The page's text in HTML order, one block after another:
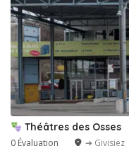
Théâtres des Osses
0 Évaluation ➔ Givisiez